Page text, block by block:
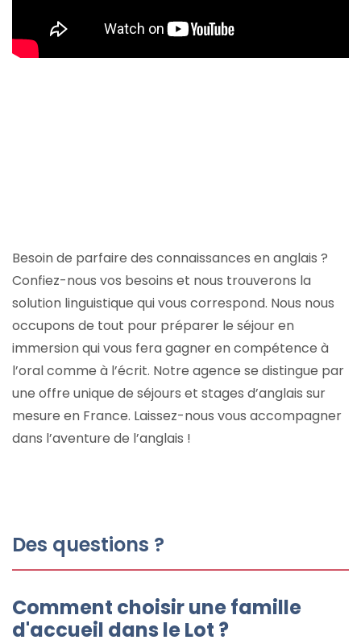
Besoin de parfaire des connaissances en anglais ?
Confiez-nous vos besoins et nous trouverons la
solution linguistique qui vous correspond. Nous nous
occupons de tout pour préparer le séjour en
immersion qui vous fera gagner en compétence à
l’oral comme à l’écrit. Notre agence se distingue par
une offre unique de séjours et stages d’anglais sur
mesure en France. Laissez-nous vous accompagner
dans l’aventure de l’anglais !
Des questions ?
Comment choisir une famille
d'accueil dans le Lot ?